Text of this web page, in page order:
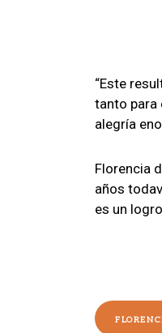
“Este
tanto para
alegría
Florencia
años
es un